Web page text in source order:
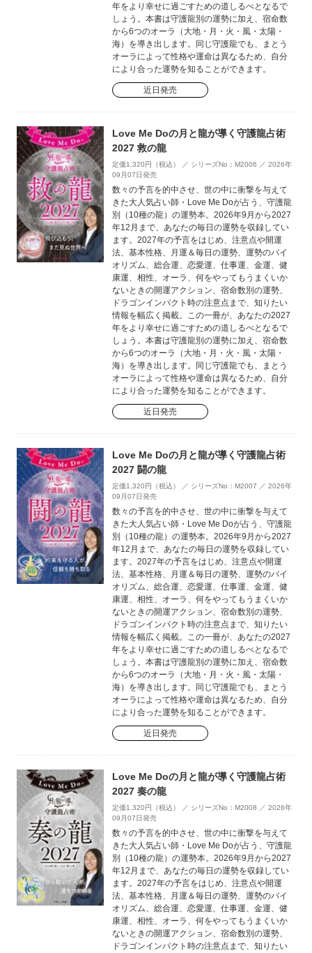
年をより幸せに過ごすための道しるべとなるで
しょう。本書は守護龍別の運勢に加え、宿命数
から6つのオーラ（大地・月・火・風・太陽・
海）を導き出します。同じ守護龍でも、まとう
オーラによって性格や運命は異なるため、自分
により合った運勢を知ることができます。
近日発売
Love Me Doの月と龍が導く守護龍占術
2027 救の龍
定価1,320円（税込） ／ シリーズNo：M2006 ／ 2026年
09月07日発売
数々の予言を的中させ、世の中に衝撃を与えて
きた大人気占い師・Love Me Doが占う、守護龍
別（10種の龍）の運勢本。2026年9月から2027
年12月まで、あなたの毎日の運勢を収録してい
ます。2027年の予言をはじめ、注意点や開運
法、基本性格、月運＆毎日の運勢、運勢のバイ
オリズム、総合運、恋愛運、仕事運、金運、健
康運、相性、オーラ、何をやってもうまくいか
ないときの開運アクション、宿命数別の運勢、
ドラゴンインパクト時の注意点まで、知りたい
情報を幅広く掲載。この一冊が、あなたの2027
年をより幸せに過ごすための道しるべとなるで
しょう。本書は守護龍別の運勢に加え、宿命数
から6つのオーラ（大地・月・火・風・太陽・
海）を導き出します。同じ守護龍でも、まとう
オーラによって性格や運命は異なるため、自分
により合った運勢を知ることができます。
近日発売
Love Me Doの月と龍が導く守護龍占術
2027 闘の龍
定価1,320円（税込） ／ シリーズNo：M2007 ／ 2026年
09月07日発売
数々の予言を的中させ、世の中に衝撃を与えて
きた大人気占い師・Love Me Doが占う、守護龍
別（10種の龍）の運勢本。2026年9月から2027
年12月まで、あなたの毎日の運勢を収録してい
ます。2027年の予言をはじめ、注意点や開運
法、基本性格、月運＆毎日の運勢、運勢のバイ
オリズム、総合運、恋愛運、仕事運、金運、健
康運、相性、オーラ、何をやってもうまくいか
ないときの開運アクション、宿命数別の運勢、
ドラゴンインパクト時の注意点まで、知りたい
情報を幅広く掲載。この一冊が、あなたの2027
年をより幸せに過ごすための道しるべとなるで
しょう。本書は守護龍別の運勢に加え、宿命数
から6つのオーラ（大地・月・火・風・太陽・
海）を導き出します。同じ守護龍でも、まとう
オーラによって性格や運命は異なるため、自分
により合った運勢を知ることができます。
近日発売
Love Me Doの月と龍が導く守護龍占術
2027 奏の龍
定価1,320円（税込） ／ シリーズNo：M2008 ／ 2026年
09月07日発売
数々の予言を的中させ、世の中に衝撃を与えて
きた大人気占い師・Love Me Doが占う、守護龍
別（10種の龍）の運勢本。2026年9月から2027
年12月まで、あなたの毎日の運勢を収録してい
ます。2027年の予言をはじめ、注意点や開運
法、基本性格、月運＆毎日の運勢、運勢のバイ
オリズム、総合運、恋愛運、仕事運、金運、健
康運、相性、オーラ、何をやってもうまくいか
ないときの開運アクション、宿命数別の運勢、
ドラゴンインパクト時の注意点まで、知りたい